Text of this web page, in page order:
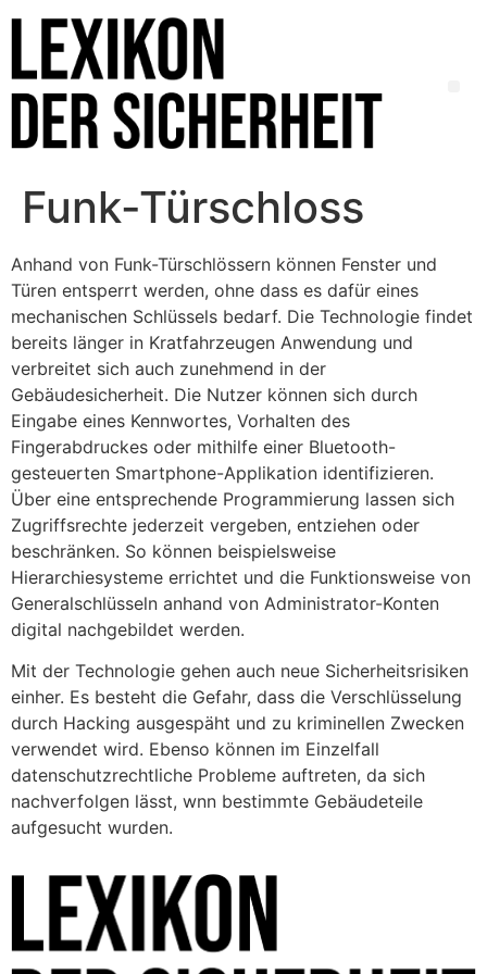
Funk-Türschloss
Anhand von Funk-Türschlössern können Fenster und
Türen entsperrt werden, ohne dass es dafür eines
mechanischen Schlüssels bedarf. Die Technologie findet
bereits länger in Kratfahrzeugen Anwendung und
verbreitet sich auch zunehmend in der
Gebäudesicherheit. Die Nutzer können sich durch
Eingabe eines Kennwortes, Vorhalten des
Fingerabdruckes oder mithilfe einer Bluetooth-
gesteuerten Smartphone-Applikation identifizieren.
Über eine entsprechende Programmierung lassen sich
Zugriffsrechte jederzeit vergeben, entziehen oder
beschränken. So können beispielsweise
Hierarchiesysteme errichtet und die Funktionsweise von
Generalschlüsseln anhand von Administrator-Konten
digital nachgebildet werden.
Mit der Technologie gehen auch neue Sicherheitsrisiken
einher. Es besteht die Gefahr, dass die Verschlüsselung
durch Hacking ausgespäht und zu kriminellen Zwecken
verwendet wird. Ebenso können im Einzelfall
datenschutzrechtliche Probleme auftreten, da sich
nachverfolgen lässt, wnn bestimmte Gebäudeteile
aufgesucht wurden.